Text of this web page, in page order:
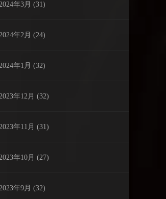
年3月 (31)
年2月 (24)
年1月 (32)
年12月 (32)
年11月 (31)
年10月 (27)
年9月 (32)